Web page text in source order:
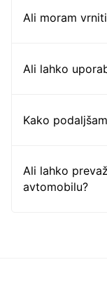
Ali moram
Ali lahko
Kako
Ali lahko
avtomobilu?